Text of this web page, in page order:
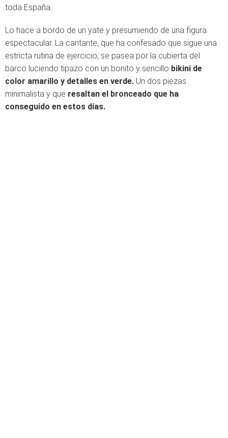
toda España.
Lo hace a bordo de un yate y presumiendo de una figura
espectacular. La cantante, que ha confesado que sigue una
estricta rutina de ejercicio, se pasea por la cubierta del
barco luciendo tipazo con un bonito y sencillo bikini de
color amarillo y detalles en verde. Un dos piezas
minimalista y que resaltan el bronceado que ha
conseguido en estos días.